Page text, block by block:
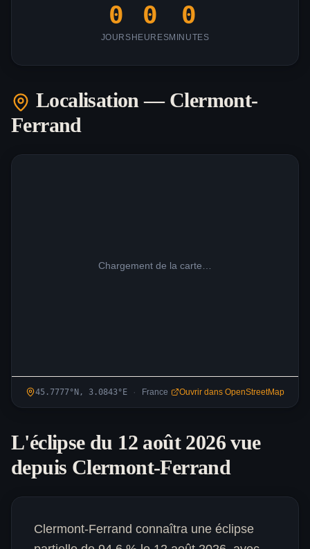
0
JOURS
0
HEURES
0
MINUTES
Localisation — Clermont-
Ferrand
Chargement de la carte…
45.7777°N, 3.0843° E · France Ouvrir dans OpenStreetMap
L'éclipse du 12 août 2026 vue
depuis Clermont-Ferrand
Clermont-Ferrand connaîtra une éclipse